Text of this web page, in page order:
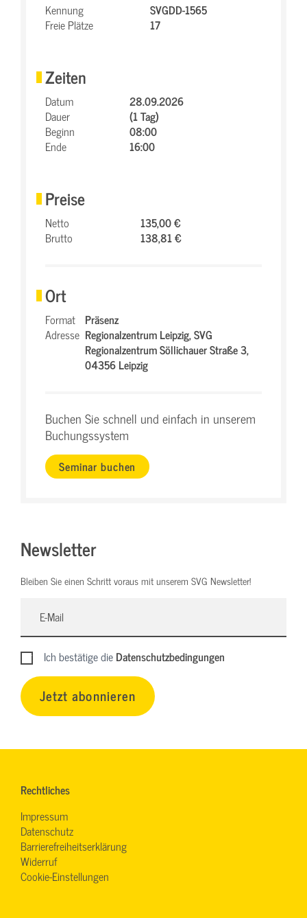
Kennung
SVGDD-1565
Freie Plätze
17
Zeiten
Datum
28.09.2026
Dauer
(1 Tag)
Beginn
08:00
Ende
16:00
Preise
Netto
135,00 €
Brutto
138,81 €
Ort
Format Präsenz
Adresse Regionalzentrum Leipzig,SVG
Regionalzentrum Söllichauer Straße 3,
04356 Leipzig
Buchen Sie schnell und einfach in unserem
Buchungssystem
Seminar buchen
Newsletter
Bleiben Sie einen Schritt voraus mit unserem SVG Newsletter!
Ich bestätige dieDatenschutzbedingungen
Jetzt abonnieren
Rechtliches
Impressum
Datenschutz
Barrierefreiheitserklärung
Widerruf
Cookie-Einstellungen